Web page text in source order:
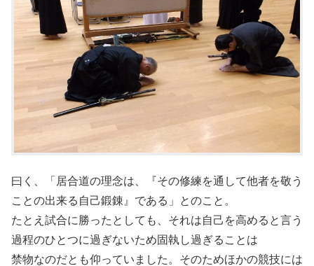
曰く、「居合道の理念は、『その修練を通して他者を敬う
ことの出来る自己鍛錬』である」とのこと。
たとえ試合に勝ったとしても、それは自己を高めると言う
過程のひとつに過ぎないため固執し過ぎることは
禁物なのだとも仰っていました。そのためほかの競技には